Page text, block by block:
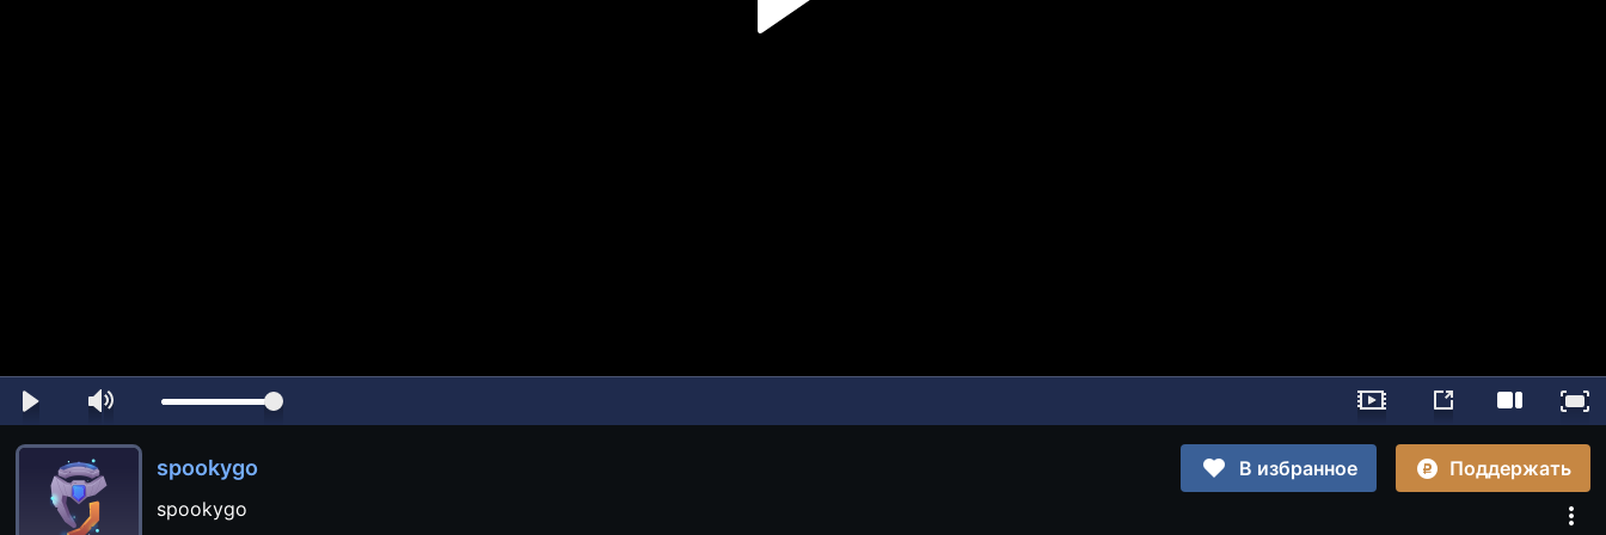
spookygo В избранное
Поддержать
spookygo